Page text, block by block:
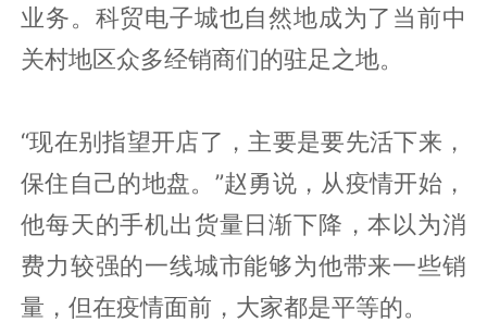
业务。科贸电子城也自然地成为了当前中
关村地区众多经销商们的驻足之地。
“现在别指望开店了，主要是要先活下来，
保住自己的地盘。”赵勇说，从疫情开始，
他每天的手机出货量日渐下降，本以为消
费力较强的一线城市能够为他带来一些销
量，但在疫情面前，大家都是平等的。